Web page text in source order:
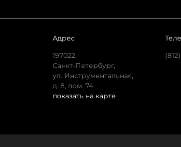
Адрес
197022,
Санкт-Петербург,
ул. Инструментальная,
д. 8, пом. 74.
показать на карте